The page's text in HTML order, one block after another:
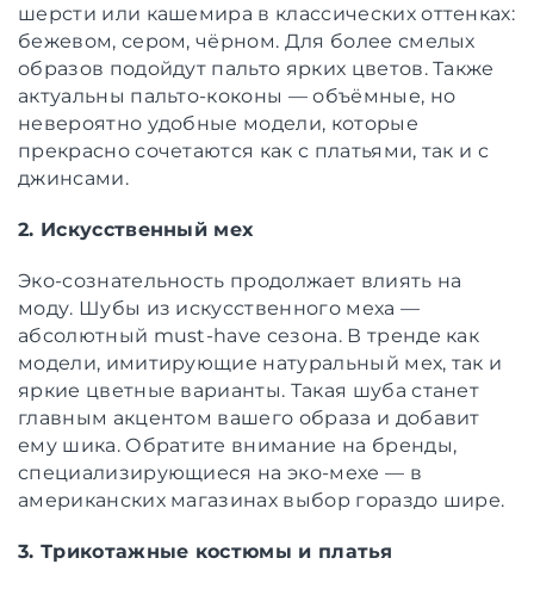
шерсти или кашемира в классических оттенках:
бежевом, сером, чёрном. Для более смелых
образов подойдут пальто ярких цветов. Также
актуальны пальто-коконы — объёмные, но
невероятно удобные модели, которые
прекрасно сочетаются как с платьями, так и с
джинсами.
2. Искусственный мех
Эко-сознательность продолжает влиять на
моду. Шубы из искусственного меха —
абсолютный must-have сезона. В тренде как
модели, имитирующие натуральный мех, так и
яркие цветные варианты. Такая шуба станет
главным акцентом вашего образа и добавит
ему шика. Обратите внимание на бренды,
специализирующиеся на эко-мехе — в
американских магазинах выбор гораздо шире.
3. Трикотажные костюмы и платья